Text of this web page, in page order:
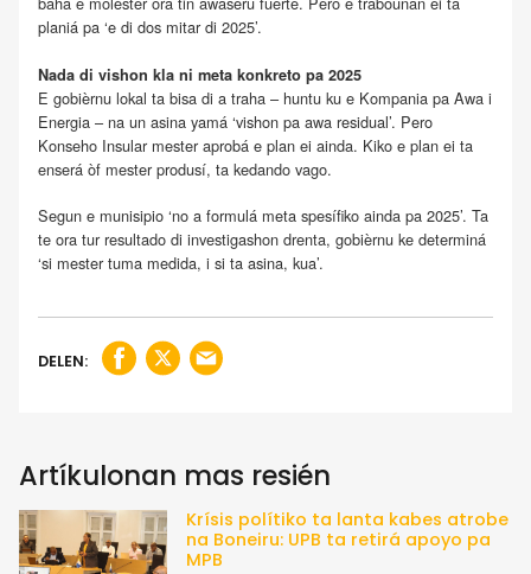
planiá pa ‘e di dos mitar di 2025’.
Nada di vishon kla ni meta konkreto pa 2025
E gobièrnu lokal ta bisa di a traha – huntu ku e Kompania pa Awa i
Energia – na un asina yamá ‘vishon pa awa residual’. Pero
Konseho Insular mester aprobá e plan ei ainda. Kiko e plan ei ta
enserá òf mester produsí, ta kedando vago.
Segun e munisipio ‘no a formulá meta spesífiko ainda pa 2025’. Ta
te ora tur resultado di investigashon drenta, gobièrnu ke determiná
‘si mester tuma medida, i si ta asina, kua’.
DELEN:
Artíkulonan mas resién
Krísis polítiko ta lanta kabes atrobe
na Boneiru: UPB ta retirá apoyo pa
MPB